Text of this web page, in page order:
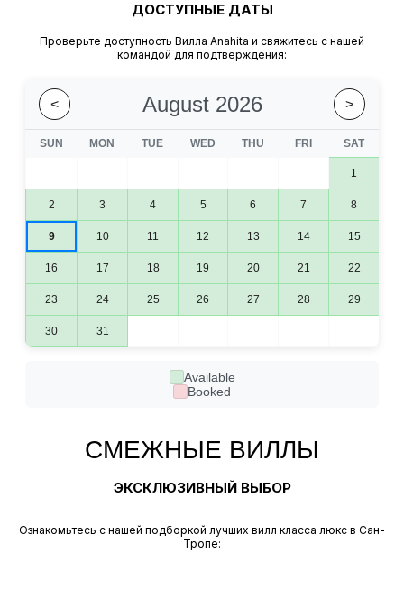
ДОСТУПНЫЕ ДАТЫ
Проверьте доступность Вилла Anahita и свяжитесь с нашей
командой для подтверждения:
< August 2026 >
SUN MON TUE WED THU FRI SAT
1
2 3 4 5 6 7 8
9 10 11 12 13 14 15
16 17 18 19 20 21 22
23 24 25 26 27 28 29
30 31
Available
Booked
СМЕЖНЫЕ ВИЛЛЫ
ЭКСКЛЮЗИВНЫЙ ВЫБОР
Ознакомьтесь с нашей подборкой лучших вилл класса люкс в Сан-
Тропе: